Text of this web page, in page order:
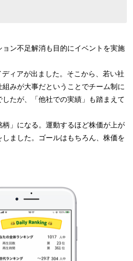
ン不足解消も目的にイベントを実施
ィアが出ました。そこから、若い社
みが大事だということでチーム制に
たが、「他社での実績」も踏まえて
」になる。運動するほど株価が上が
ました。ゴールはもちろん、株価を